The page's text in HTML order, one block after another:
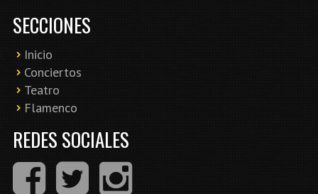
SECCIONES
Inicio
Conciertos
Teatro
Flamenco
REDES SOCIALES